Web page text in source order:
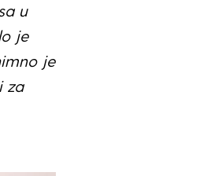
u
je
je
za